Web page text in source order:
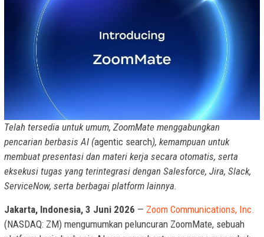
Telah tersedia untuk umum, ZoomMate menggabungkan
pencarian berbasis AI (agentic search), kemampuan untuk
membuat presentasi dan materi kerja secara otomatis, serta
eksekusi tugas yang terintegrasi dengan Salesforce, Jira, Slack,
ServiceNow, serta berbagai platform lainnya.
Jakarta, Indonesia, 3 Juni 2026 — Zoom Communications, Inc.
(NASDAQ: ZM) mengumumkan peluncuran ZoomMate, sebuah